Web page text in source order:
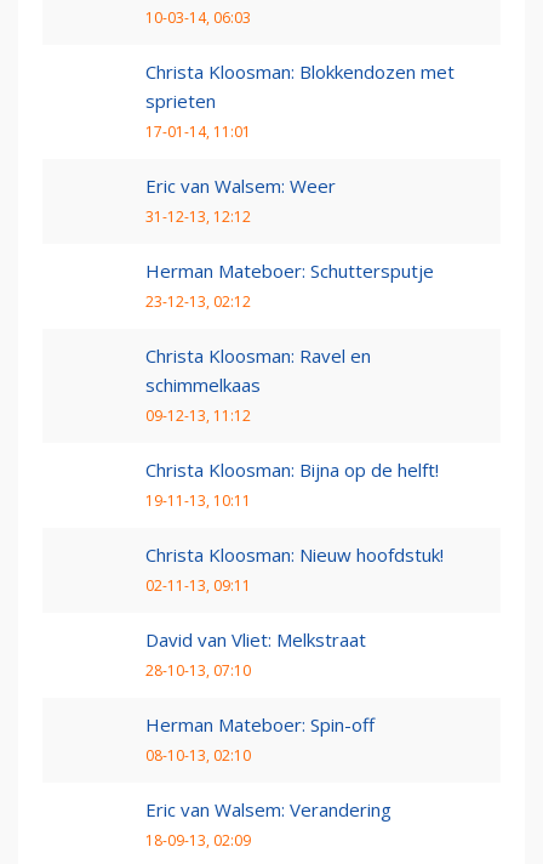
10-03-14, 06:03
Christa Kloosman: Blokkendozen met
sprieten
17-01-14, 11:01
Eric van Walsem: Weer
31-12-13, 12:12
Herman Mateboer: Schuttersputje
23-12-13, 02:12
Christa Kloosman: Ravel en
schimmelkaas
09-12-13, 11:12
Christa Kloosman: Bijna op de helft!
19-11-13, 10:11
Christa Kloosman: Nieuw hoofdstuk!
02-11-13, 09:11
David van Vliet: Melkstraat
28-10-13, 07:10
Herman Mateboer: Spin-off
08-10-13, 02:10
Eric van Walsem: Verandering
18-09-13, 02:09